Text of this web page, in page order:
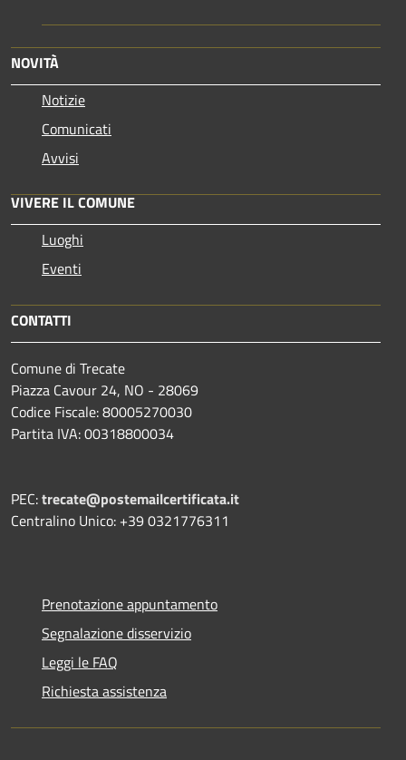
NOVITÀ
Notizie
Comunicati
Avvisi
VIVERE IL COMUNE
Luoghi
Eventi
CONTATTI
Comune di Trecate
Piazza Cavour 24, NO - 28069
Codice Fiscale: 80005270030
Partita IVA: 00318800034
PEC:trecate@postemailcertificata.it
Centralino Unico: +39 0321776311
Prenotazione appuntamento
Segnalazione disservizio
Leggi le FAQ
Richiesta assistenza